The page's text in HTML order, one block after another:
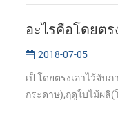
อะไรคือโดยต
2018-07-05
เป็ โดยตรงเอาไว้จั
กระดาษ),ฤดูใบไม้ผลิ